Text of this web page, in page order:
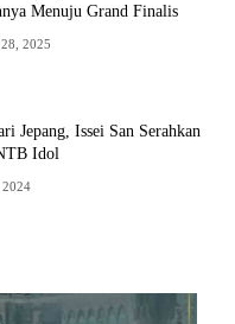
Menuju Grand Finalis
2025
Jepang, Issei San Serahkan
Idol
2024